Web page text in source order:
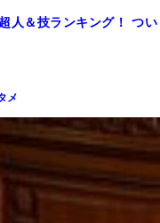
人＆技ランキング！ つい
メ